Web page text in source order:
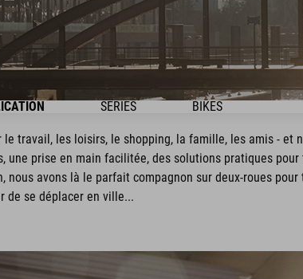
SÉRIES BIKES
travail, les loisirs, le shopping, la famille, les amis - et
une prise en main facilitée, des solutions pratiques
avons là le parfait compagnon sur deux-roues pour
de se déplacer en ville...